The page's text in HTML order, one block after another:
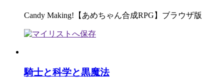
Candy Making!【あめちゃん合成RPG】ブラウザ版
騎士と科学と黒魔法